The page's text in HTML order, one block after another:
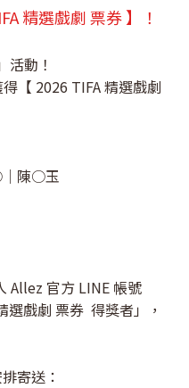
精選戲劇 票券 】！
活動！
【 2026 TIFA 精選戲劇
陳○玉
Allez 官方 LINE 帳號
選戲劇 票券 得獎者」，
寄送：